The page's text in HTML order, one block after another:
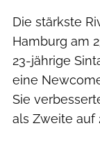
Die stärkste
Hamburg am
23-jährige
eine
Sie
als Zweite auf